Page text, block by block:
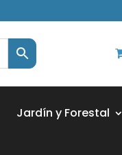
Jardín y Forestal